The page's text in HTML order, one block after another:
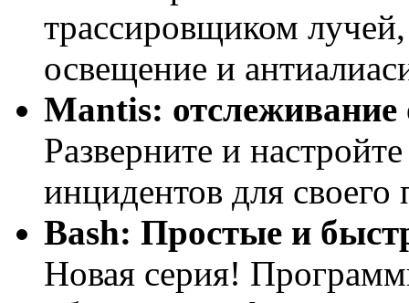
трассировщиком
освещение и
Mantis:
Разверните и
инцидентов для своего
Bash: Простые и
Новая серия!